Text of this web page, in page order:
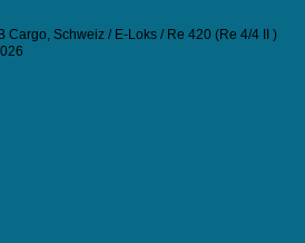
Cargo, Schweiz / E-Loks / Re 420 (Re 4/4 II )